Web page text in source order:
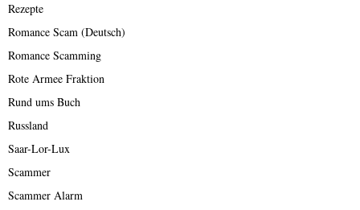
Rezepte
Romance Scam (Deutsch)
Romance Scamming
Rote Armee Fraktion
Rund ums Buch
Russland
Saar-Lor-Lux
Scammer
Scammer Alarm